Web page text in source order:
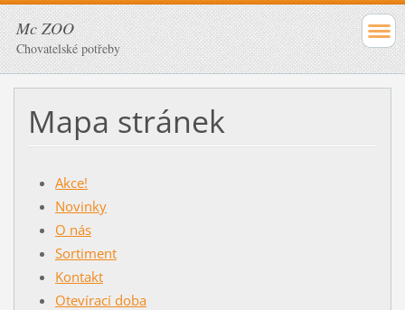
Mc ZOO
Chovatelské potřeby
Mapa stránek
Akce!
Novinky
O nás
Sortiment
Kontakt
Otevírací doba